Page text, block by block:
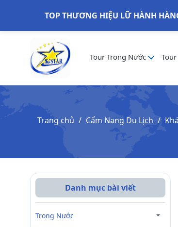
TOP THƯƠNG HIỆU LỮ HÀNH
Tour Trong Nước
Trang chủ Cẩm Nang Du Lịch
Danh mục bài viết
Trong Nước